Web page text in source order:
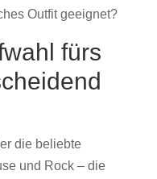
Outfit geeignet?
fürs
die beliebte
und Rock – die